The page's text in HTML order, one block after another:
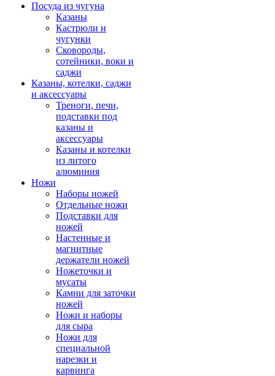
Посуда из чугуна
Казаны
Кастрюли и
чугунки
Сковороды,
сотейники, воки и
саджи
Казаны, котелки, саджи
и аксессуары
Треноги, печи,
подставки под
казаны и
аксессуары
Казаны и котелки
из литого
алюминия
Ножи
Наборы ножей
Отдельные ножи
Подставки для
ножей
Настенные и
магнитные
держатели ножей
Ножеточки и
мусаты
Камни для заточки
ножей
Ножи и наборы
для сыра
Ножи для
специальной
нарезки и
карвинга